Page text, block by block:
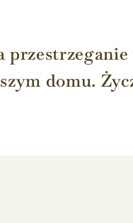
domu.